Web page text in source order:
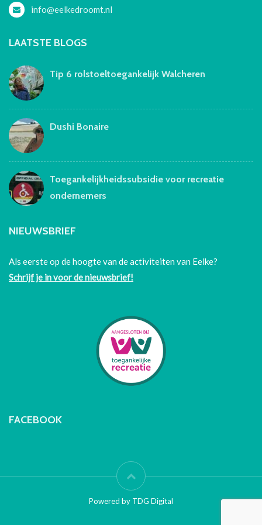
info@eelkedroomt.nl
LAATSTE BLOGS
Tip 6 rolstoeltoegankelijk Walcheren
Dushi Bonaire
Toegankelijkheidssubsidie voor recreatie
ondernemers
NIEUWSBRIEF
Als eerste op de hoogte van de activiteiten van Eelke?
Schrijf je in voor de nieuwsbrief!
FACEBOOK
Powered by TDG Digital